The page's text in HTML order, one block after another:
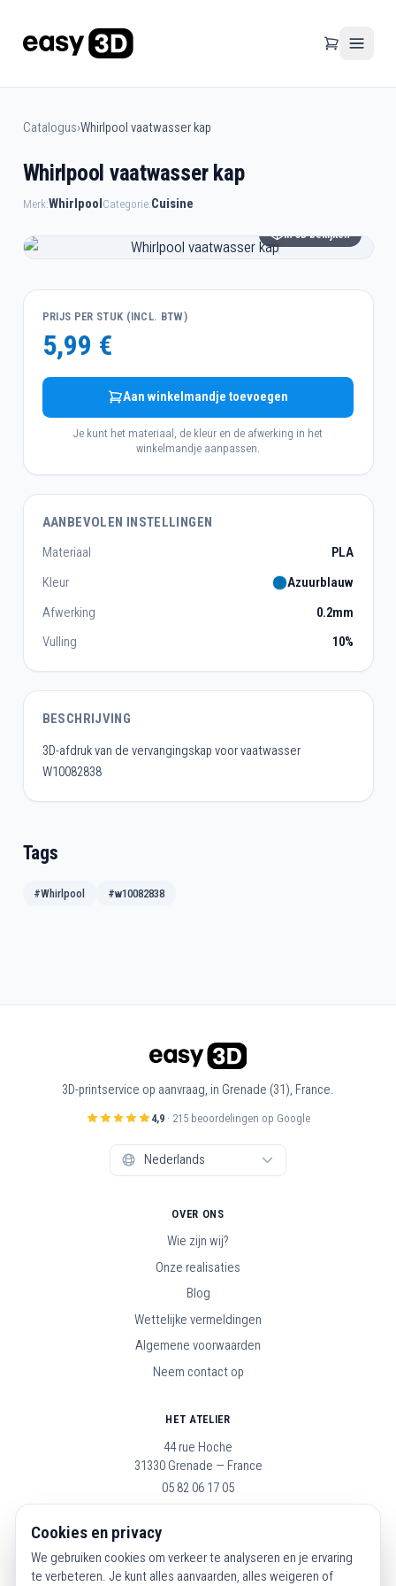
Catalogus›Whirlpool vaatwasser kap
Whirlpool vaatwasser kap
Merk:WhirlpoolCategorie:Cuisine
In 3D bekijken
PRIJS PER STUK (INCL. BTW)
5,99 €
Aan winkelmandje toevoegen
Je kunt het materiaal, de kleur en de afwerking in het
winkelmandje aanpassen.
AANBEVOLEN INSTELLINGEN
Materiaal
PLA
Kleur
Azuurblauw
Afwerking
0.2mm
Vulling
10%
BESCHRIJVING
3D-afdruk van de vervangingskap voor vaatwasser
W10082838
Tags
#Whirlpool #w10082838
3D-printservice op aanvraag, in Grenade (31), France.
4,9 · 215 beoordelingen op Google
OVER ONS
Wie zijn wij?
Onze realisaties
Blog
Wettelijke vermeldingen
Algemene voorwaarden
Neem contact op
HET ATELIER
44 rue Hoche
31330 Grenade — France
05 82 06 17 05
VOLG ONS
Cookies en privacy
We gebruiken cookies om verkeer te analyseren en je ervaring
te verbeteren. Je kunt alles aanvaarden, alles weigeren of